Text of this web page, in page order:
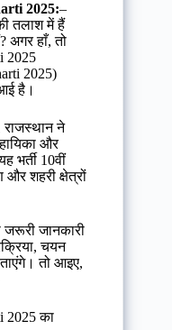
2025:–
तलाश में हैं
अगर हाँ, तो
2025
2025)
है।
राजस्थान ने
और
भर्ती 10वीं
शहरी क्षेत्रों
जानकारी
चयन
तो आइए,
2025 का